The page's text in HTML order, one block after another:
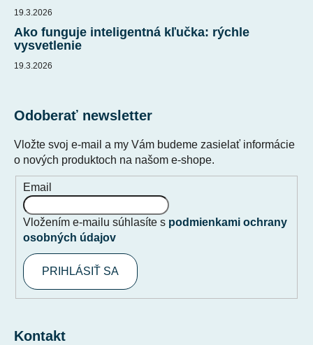
19.3.2026
Ako funguje inteligentná kľučka: rýchle
vysvetlenie
19.3.2026
Odoberať newsletter
Vložte svoj e-mail a my Vám budeme zasielať informácie
o nových produktoch na našom e-shope.
Email
Vložením e-mailu súhlasíte s podmienkami ochrany
osobných údajov
PRIHLÁSIŤ SA
Kontakt